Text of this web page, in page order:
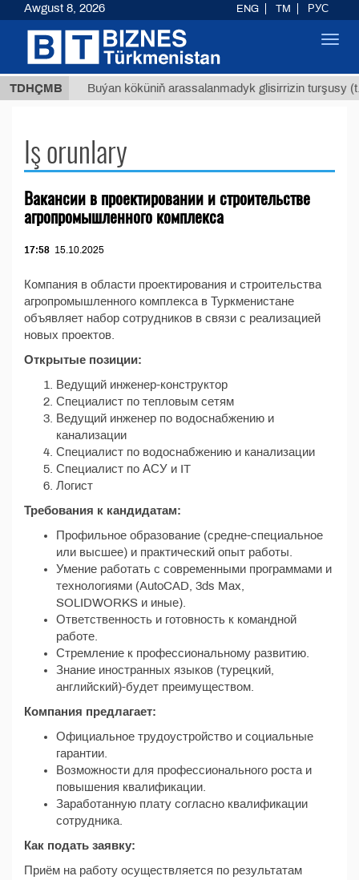
TDHÇMB
ТМТ Buýan köküniň arassalanmadyk glisirrizin turşusy (t.)
Iş orunlary
Вакансии в проектировании и строительстве
агропромышленного комплекса
17:58 15.10.2025
Компания в области проектирования и строительства
агропромышленного комплекса в Туркменистане
объявляет набор сотрудников в связи с реализацией
новых проектов.
Открытые позиции:
Ведущий инженер-конструктор
Специалист по тепловым сетям
Ведущий инженер по водоснабжению и
канализации
Специалист по водоснабжению и канализации
Специалист по АСУ и IT
Логист
Требования к кандидатам:
Профильное образование (средне-специальное
или высшее) и практический опыт работы.
Умение работать с современными программами и
технологиями (AutoCAD, 3ds Max,
SOLIDWORKS и иные).
Ответственность и готовность к командной
работе.
Стремление к профессиональному развитию.
Знание иностранных языков (турецкий,
английский)-будет преимуществом.
Компания предлагает:
Официальное трудоустройство и социальные
гарантии.
Возможности для профессионального роста и
повышения квалификации.
Заработанную плату согласно квалификации
сотрудника.
Как подать заявку:
Приём на работу осуществляется по результатам
Awgust 8, 2026 ENG TM РУС